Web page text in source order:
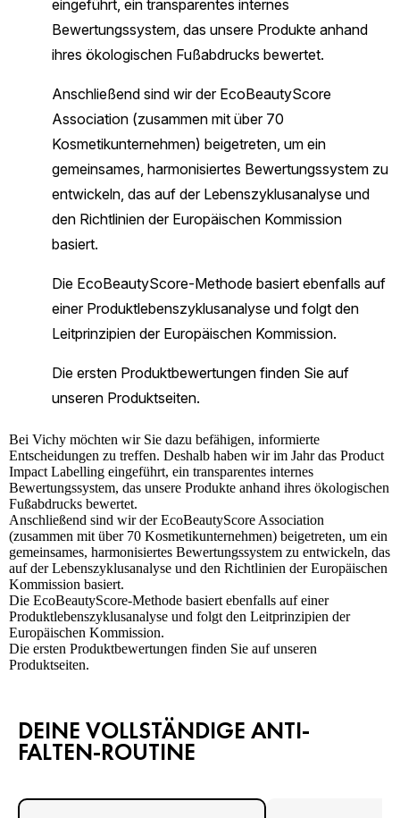
Bei Vichy möchten wir Sie dazu befähigen, informierte
Entscheidungen zu treffen. Deshalb haben wir im Jahr das Product
Impact Labelling eingeführt, ein transparentes internes
Bewertungssystem, das unsere Produkte anhand ihres ökologischen
Fußabdrucks bewertet.
Anschließend sind wir der EcoBeautyScore Association
(zusammen mit über 70 Kosmetikunternehmen) beigetreten, um ein
gemeinsames, harmonisiertes Bewertungssystem zu entwickeln, das
auf der Lebenszyklusanalyse und den Richtlinien der Europäischen
Kommission basiert.
Die EcoBeautyScore-Methode basiert ebenfalls auf einer
Produktlebenszyklusanalyse und folgt den Leitprinzipien der
Europäischen Kommission.
Die ersten Produktbewertungen finden Sie auf unseren
Produktseiten.
DEINE VOLLSTÄNDIGE ANTI-
FALTEN-ROUTINE